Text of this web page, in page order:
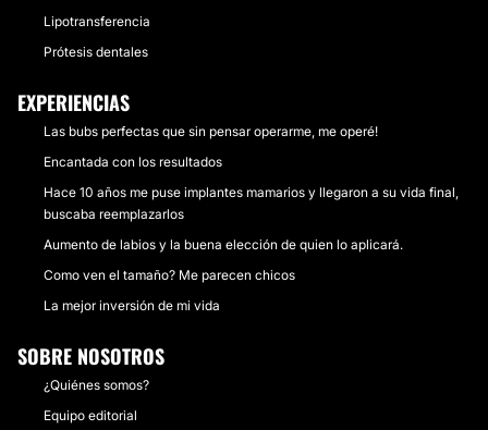
Lipotransferencia
Prótesis dentales
EXPERIENCIAS
Las bubs perfectas que sin pensar operarme, me operé!
Encantada con los resultados
Hace 10 años me puse implantes mamarios y llegaron a su vida final,
buscaba reemplazarlos
Aumento de labios y la buena elección de quien lo aplicará.
Como ven el tamaño? Me parecen chicos
La mejor inversión de mi vida
SOBRE NOSOTROS
¿Quiénes somos?
Equipo editorial